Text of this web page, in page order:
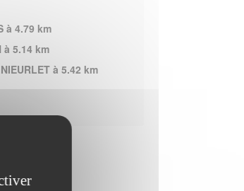
à 4.79 km
à 5.14 km
à 5.42 km